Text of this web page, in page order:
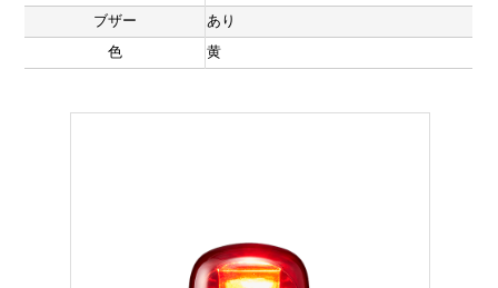
ブザー
あり
色
黄